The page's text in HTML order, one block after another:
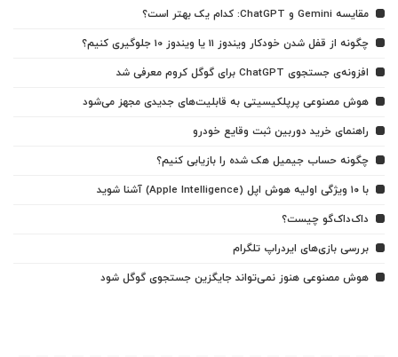
مقایسه Gemini و ChatGPT: کدام یک بهتر است؟
چگونه از قفل شدن خودکار ویندوز 11 یا ویندوز 10 جلوگیری کنیم؟
افزونه‌ی جستجوی ChatGPT برای گوگل کروم معرفی شد
هوش مصنوعی پرپلکیسیتی به قابلیت‌های جدیدی مجهز می‌شود
راهنمای خرید دوربین ثبت وقایع خودرو
چگونه حساب جیمیل هک شده را بازیابی کنیم؟
با ۱۰ ویژگی اولیه هوش اپل (Apple Intelligence) آشنا شوید
داک‌داک‌گو چیست؟
بررسی بازی‌های ایردراپ تلگرام
هوش مصنوعی هنوز نمی‌تواند جایگزین جستجوی گوگل شود